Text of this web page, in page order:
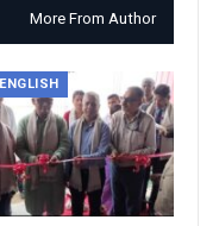
More From Author
ENGLISH